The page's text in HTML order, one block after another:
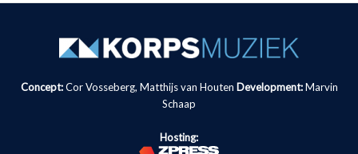
Concept:Cor Vosseberg, Matthijs van Houten Development: Marvin
Schaap
Hosting: